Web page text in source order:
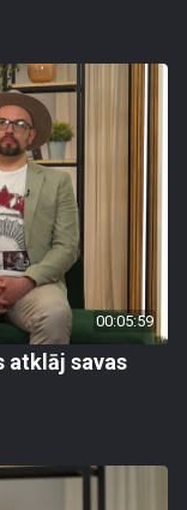
00:05:59
atklāj savas